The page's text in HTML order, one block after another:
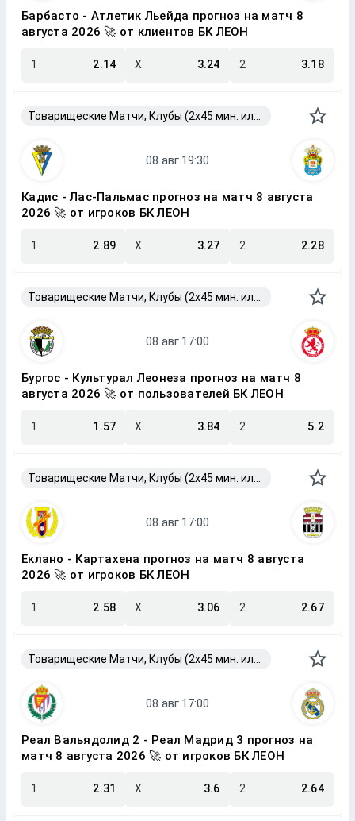
Барбасто - Атлетик Льейда прогноз на матч 8
августа 2026 🚀 от клиентов БК ЛЕОН
1 2.14 X 3.24 2 3.18
Кадис - Лас-Пальмас прогноз на матч 8 августа
2026 🚀 от игроков БК ЛЕОН
1 2.89 X 3.27 2 2.28
Бургос - Культурал Леонеза прогноз на матч 8
августа 2026 🚀 от пользователей БК ЛЕОН
1 1.57 X 3.84 2 5.2
Еклано - Картахена прогноз на матч 8 августа
2026 🚀 от игроков БК ЛЕОН
1 2.58 X 3.06 2 2.67
Реал Вальядолид 2 - Реал Мадрид 3 прогноз на
матч 8 августа 2026 🚀 от игроков БК ЛЕОН
1 2.31 X 3.6 2 2.64